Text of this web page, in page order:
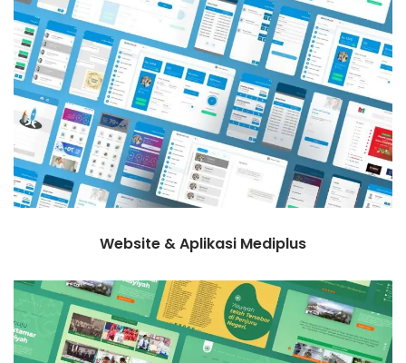
Website & Aplikasi Mediplus